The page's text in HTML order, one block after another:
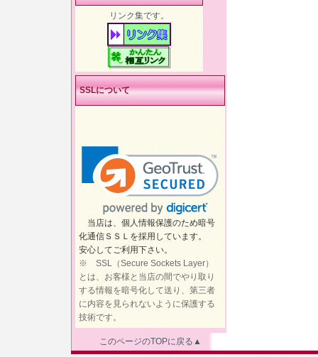
リンク集です。
SSLについて
当店は、個人情報保護のため暗号
化通信ＳＳＬを採用しています。
安心してご利用下さい。
※ SSL（Secure Sockets Layer）
とは、お客様と当店の間でやり取り
する情報を暗号化して送り、第三者
に内容を見られないように保護する
技術です。
このページのTOPに戻る▲